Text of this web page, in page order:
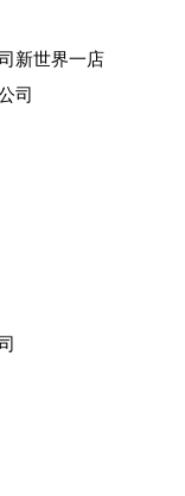
新世界一店
司